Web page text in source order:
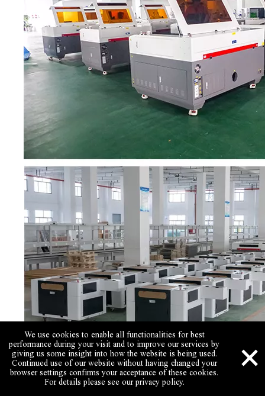
Email Call Us
We use cookies to enable all functionalities for best
performance during your visit and to improve our services by
giving us some insight into how the website is being used.
Continued use of our website without having changed your
browser settings confirms your acceptance of these cookies.
For details please see our privacy policy.
×